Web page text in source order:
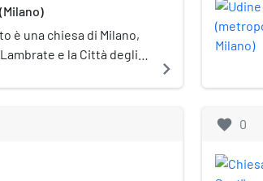
è una chiesa di Milano,
e la Città degli
navigate_next
favorite 0